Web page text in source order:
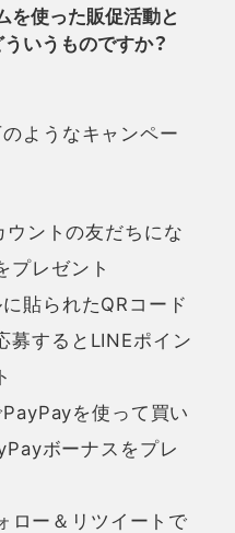
を使った販促活動と
いうものですか？
のようなキャンペー
ウントの友だちにな
プレゼント
に貼られたQRコード
募するとLINEポイン
PayPayを使って買い
ボーナスをプレ
ロー＆リツイートで